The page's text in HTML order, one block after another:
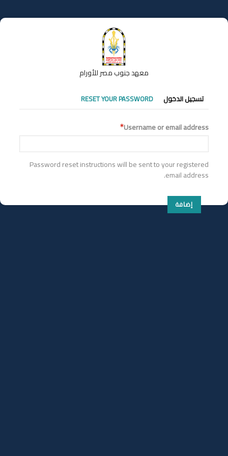
إلى
المحتوى
معهد جنوب مصر للأورام
التبويبات
الأساسية
تسجيل الدخول RESET YOUR PASSWORD
Username or email address
Password reset instructions will be sent to your registered
email address.